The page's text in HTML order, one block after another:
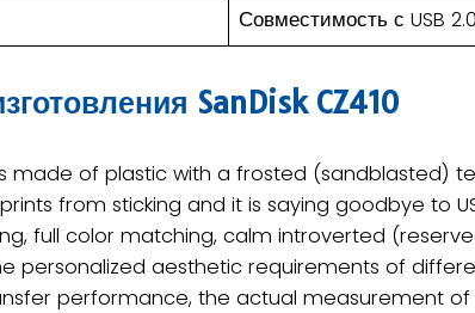
Совместимость с USB
SanDisk CZ410
made of plastic with a frosted (sandblasted)
from sticking and it is saying goodbye to
full color matching, calm introverted
personalized aesthetic requirements of
performance, the actual measurement